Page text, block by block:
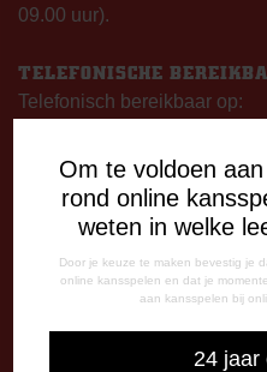
Om te voldoen
rond online
weten in welke
Door je keuze te maken bevestig je
online kansspelen en dat je
aan kansspelen bij
24 jaar
09.00 uur).
TELEFONISCHE
Telefonisch bereikbaar op:
09:00 - 12:15 uur
13:00 - 17:00 uur
Woensdag
Vrijdag
09:00 - 12:15 uur
13:00 - 17:00 uur
Op thuiswedstrijddagen